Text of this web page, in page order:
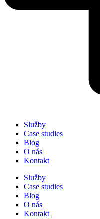
Služby
Case studies
Blog
O nás
Kontakt
Služby
Case studies
Blog
O nás
Kontakt